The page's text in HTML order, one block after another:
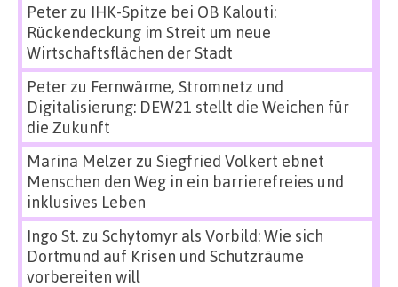
Peterzu IHK-Spitze bei OB Kalouti:
Rückendeckung im Streit um neue
Wirtschaftsflächen der Stadt
Peterzu Fernwärme, Stromnetz und
Digitalisierung: DEW21 stellt die Weichen für
die Zukunft
Marina Melzerzu Siegfried Volkert ebnet
Menschen den Weg in ein barrierefreies und
inklusives Leben
Ingo St.zu Schytomyr als Vorbild: Wie sich
Dortmund auf Krisen und Schutzräume
vorbereiten will